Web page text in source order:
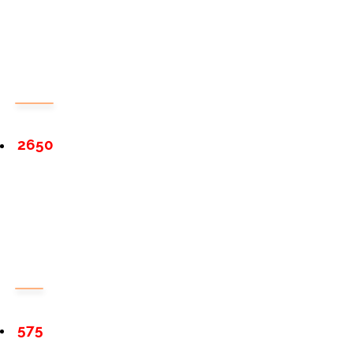
2650
575